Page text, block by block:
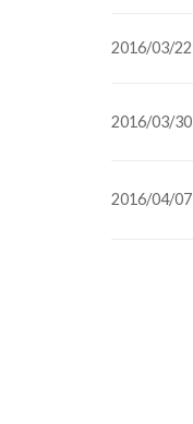
2016/03/22
2016/03/30
2016/04/07